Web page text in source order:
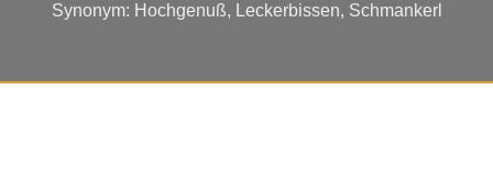
Synonym: Hochgenuß, Leckerbissen, Schmankerl